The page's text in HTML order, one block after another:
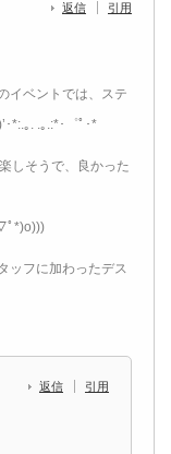
返信 引用
イベントでは、ステ
*:.｡. .｡.:*･゜ﾟ･*
しそうで、良かった
ﾟ*)o)))
ッフに加わったデス
返信 引用